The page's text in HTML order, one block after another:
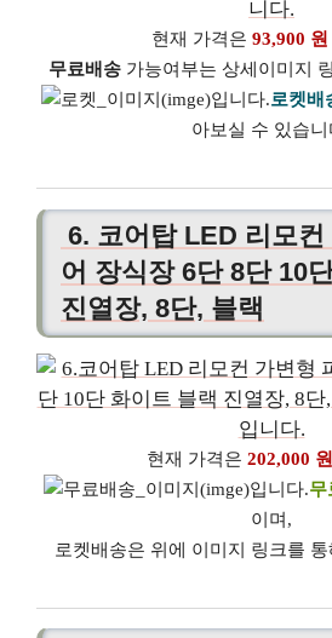
현재 가격은 93,900 원
무료배송가능여부는 상세이미지
로켓배
아보실 수 있습니
6. 코어탑 LED 리모
어 장식장 6단 8단 10
진열장, 8단, 블랙
현재 가격은 202,000 원
무
이며,
로켓배송은 위에 이미지 링크를